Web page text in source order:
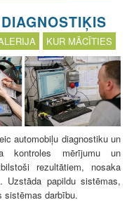
KUR MĀCĪTIES
automobiļu diagnostiku un
kontroles mērījumu un
rezultātiem, nosaka
Uzstāda papildu sistēmas,
sistēmas darbību.